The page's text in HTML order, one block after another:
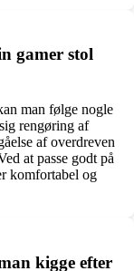
gamer stol
man følge nogle
rengøring af
af overdreven
at passe godt på
komfortabel og
kigge efter